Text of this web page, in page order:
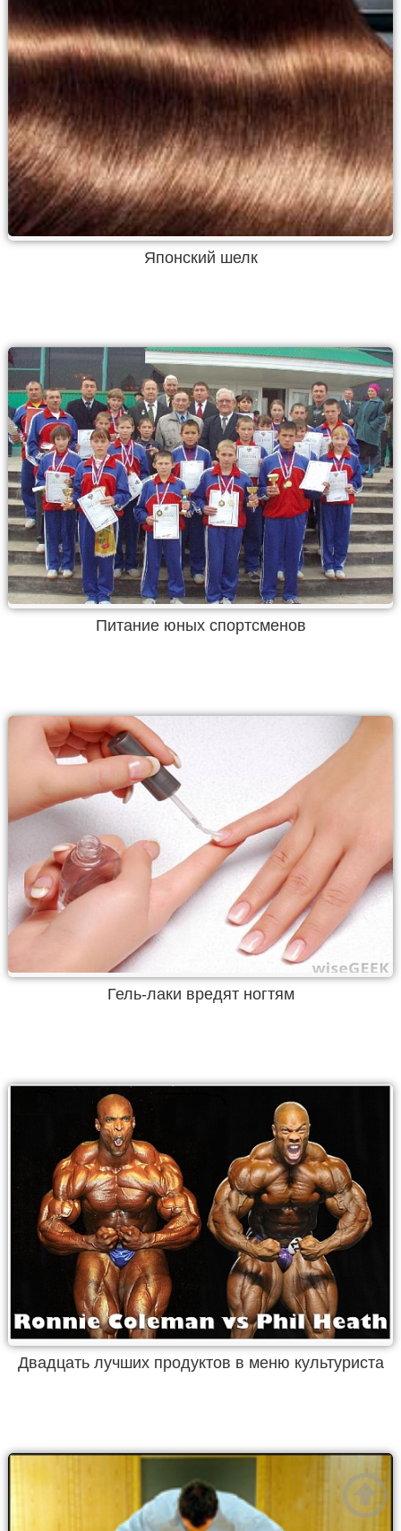
Японский шелк
Питание юных спортсменов
Гель-лаки вредят ногтям
Двадцать лучших продуктов в меню культуриста